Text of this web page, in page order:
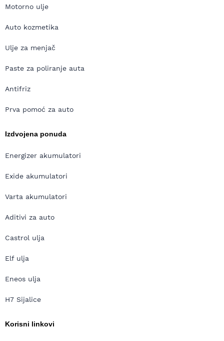
Motorno ulje
Auto kozmetika
Ulje za menjač
Paste za poliranje auta
Antifriz
Prva pomoć za auto
Izdvojena ponuda
Energizer akumulatori
Exide akumulatori
Varta akumulatori
Aditivi za auto
Castrol ulja
Elf ulja
Eneos ulja
H7 Sijalice
Korisni linkovi